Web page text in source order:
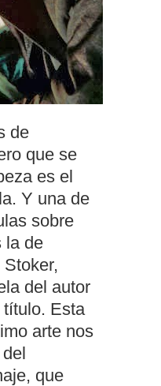
de
que se
es el
Y una de
sobre
la de
del autor
título. Esta
arte nos
que